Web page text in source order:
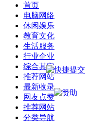
首页
电脑网络
休闲娱乐
教育文化
生活服务
行业企业
综合其它
推荐网站
最新收录
网友点赞
推荐网站
分类导航